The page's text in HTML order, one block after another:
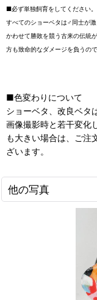
■必ず単独飼育をしてください。
すべてのショーベタは♂同士が
かわせて勝敗を競う古来の伝統
方も致命的なダメージを負うの
■色変わりについて
ショーベタ、改良ベタ
画像撮影時と若干変化
も大きい場合は、ご注
ざいます。
他の写真